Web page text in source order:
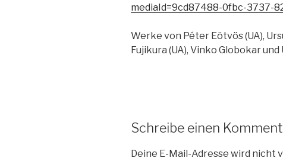
mediaId=9cd87488-0fbc-3737-
Werke von Péter Eötvös (UA),
Fujikura (UA), Vinko Globokar und
Schreibe einen
Deine E-Mail-Adresse wird nicht